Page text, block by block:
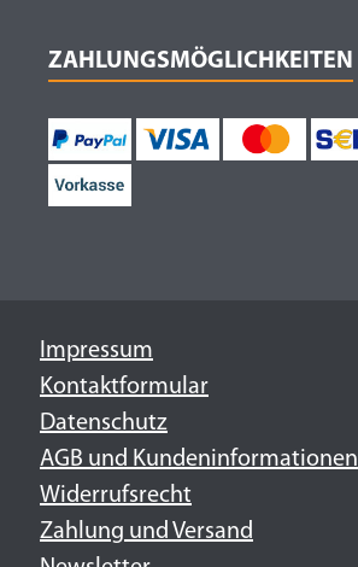
ZAHLUNGSMÖGLICHKEITEN
Impressum
Kontaktformular
Datenschutz
AGB und Kundeninformationen
Widerrufsrecht
Zahlung und Versand